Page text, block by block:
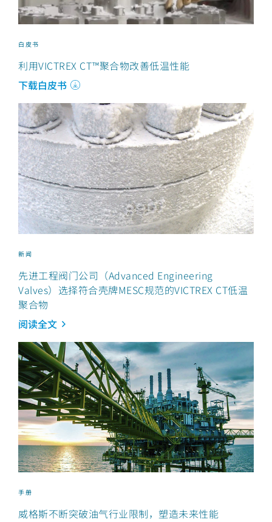
白皮书
利用VICTREX CT™聚合物改善低温性能
下载白皮书
新闻
先进工程阀门公司（Advanced Engineering
Valves）选择符合壳牌MESC规范的VICTREX CT低温
聚合物
阅读全文
手册
威格斯不断突破油气行业限制，塑造未来性能